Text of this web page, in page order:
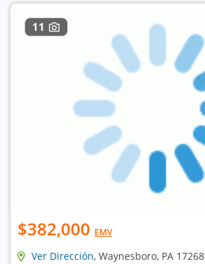
11
$382,000 EMV
Ver Dirección, Waynesboro, PA 17268